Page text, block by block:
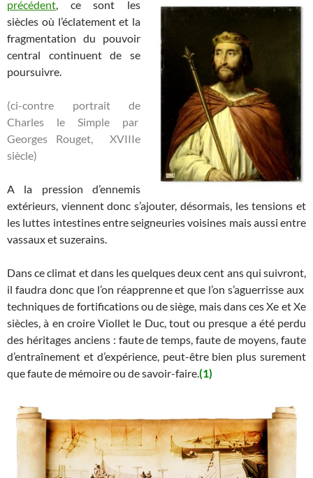
précédent, ce sont les
siècles où l’éclatement et la
fragmentation du pouvoir
central continuent de se
poursuivre.
(ci-contre portrait de
Charles le Simple par
Georges Rouget, XVIIIe
siècle)
A la pression d’ennemis
extérieurs, viennent donc s’ajouter, désormais, les tensions et
les luttes intestines entre seigneuries voisines mais aussi entre
vassaux et suzerains.
Dans ce climat et dans les quelques deux cent ans qui suivront,
il faudra donc que l’on réapprenne et que l’on s’aguerrisse aux
techniques de fortifications ou de siège, mais dans ces Xe et Xe
siècles, à en croire Viollet le Duc, tout ou presque a été perdu
des héritages anciens : faute de temps, faute de moyens, faute
d’entraînement et d’expérience, peut-être bien plus surement
que faute de mémoire ou de savoir-faire.(1)